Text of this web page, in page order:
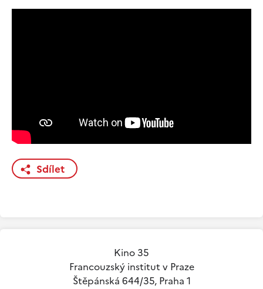
Sdílet
Kino 35
Francouzský institut v Praze
Štěpánská 644/35, Praha 1